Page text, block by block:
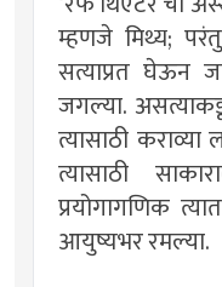
म्हणजे मिथ्य;
सत्याप्रत घेऊन
जगल्या.
त्यासाठी कराव्या
त्यासाठी
प्रयोगागणिक
आयुष्यभर रमल्या.